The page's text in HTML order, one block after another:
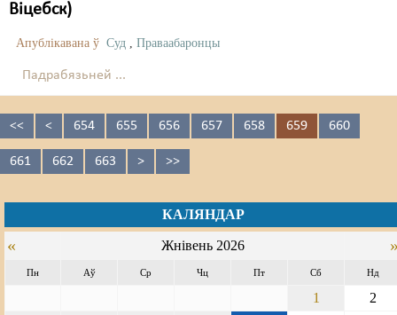
Віцебск)
Апублікавана ў Суд , Праваабаронцы
Падрабязьней ...
<< < 654 655 656 657 658 659 660
661 662 663 > >>
КАЛЯНДАР
« Жнівень 2026
Пн Аў Ср Чц Пт Сб Нд
1
2